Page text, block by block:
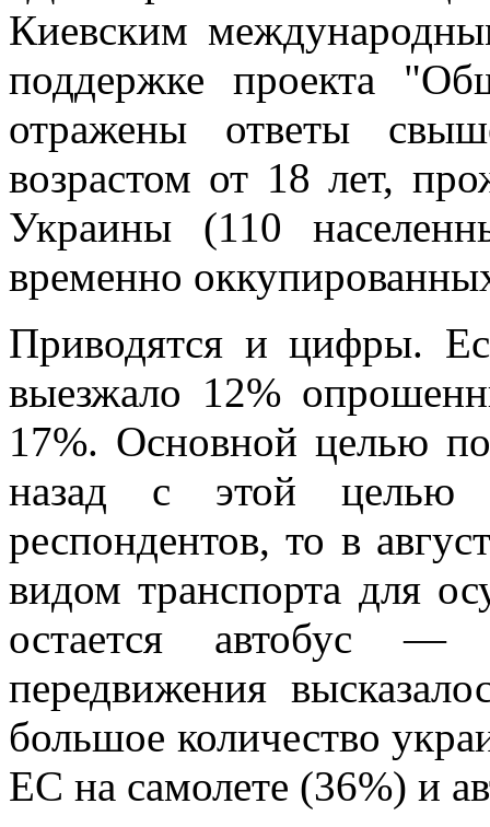
Киевским
поддержке проекта
отражены ответы
возрастом от 18 лет,
Украины (110
временно
Приводятся и цифры.
выезжало 12%
17%. Основной целью
назад с этой целью
респондентов, то в
видом транспорта для
остается автобус —
передвижения
большое количество
ЕС на самолете (36%) и